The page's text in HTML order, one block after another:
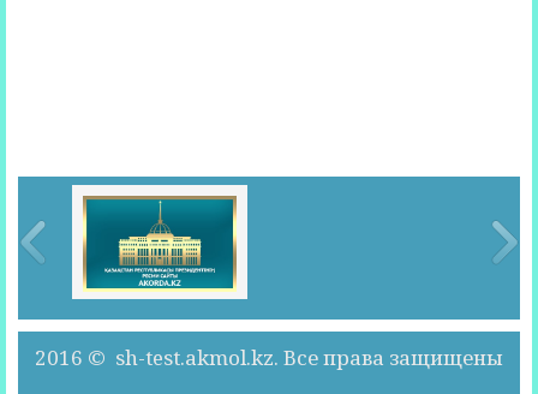
2016 © sh-test.akmol.kz. Все права защищены